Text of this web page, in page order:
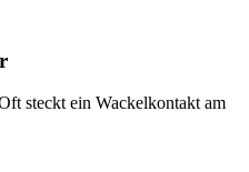
steckt ein Wackelkontakt am